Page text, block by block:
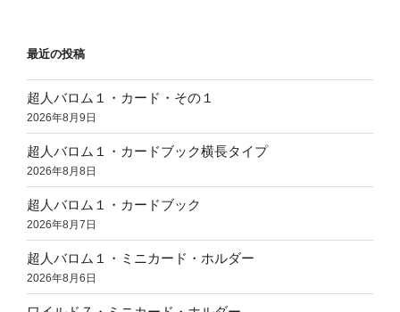
最近の投稿
超人バロム１・カード・その１
2026年8月9日
超人バロム１・カードブック横長タイプ
2026年8月8日
超人バロム１・カードブック
2026年8月7日
超人バロム１・ミニカード・ホルダー
2026年8月6日